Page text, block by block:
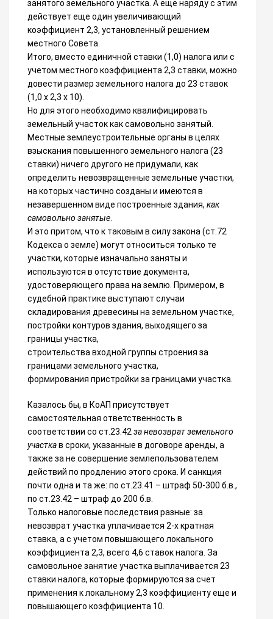
занятого земельного участка. А еще наряду с этим
действует еще один увеличивающий
коэффициент 2,3, установленный решением
местного Совета.
Итого, вместо единичной ставки (1,0) налога или с
учетом местного коэффициента 2,3 ставки, можно
довести размер земельного налога до 23 ставок
(1,0 х 2,3 х 10).
Но для этого необходимо квалифицировать
земельный участок как самовольно занятый.
Местные землеустроительные органы в целях
взыскания повышенного земельного налога (23
ставки) ничего другого не придумали, как
определить невозвращенные земельные участки,
на которых частично созданы и имеются в
незавершенном виде построенные здания, как
самовольно занятые
И это притом, что к таковым в силу закона (ст.72
Кодекса о земле) могут относиться только те
участки, которые изначально заняты и
используются в отсутствие документа,
удостоверяющего права на землю. Примером, в
судебной практике выступают случаи
складирования древесины на земельном участке,
постройки контуров здания, выходящего за
границы участка,
строительства входной группы строения за
границами земельного участка,
формирования пристройки за границами участка.
Казалось бы, в КоАП присутствует
самостоятельная ответственность в
соответствии со ст.23.42 за невозврат земельного
участкав сроки, указанные в договоре аренды, а
также за не совершение землепользователем
действий по продлению этого срока. И санкция
почти одна и та же: по ст.23.41 – штраф 50-300 б.в.,
по ст.23.42 – штраф до 200 б.в.
Только налоговые последствия разные: за
невозврат участка уплачивается 2-х кратная
ставка, а с учетом повышающего локального
коэффициента 2,3, всего 4,6 ставок налога. За
самовольное занятие участка выплачивается 23
ставки налога, которые формируются за счет
применения к локальному 2,3 коэффициенту еще и
повышающего коэффициента 10.